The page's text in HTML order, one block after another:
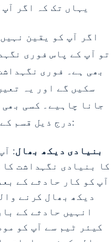
یہاں تک کہ اگر
اگر آپ کو یقین
تو آپ کے پاس فوری
بھی ہے۔ فوری
سکیں گے اور یہ
جانا چاہیے۔ کسی
درج ذیل قسم کے ماہرین سے رجوع کرنا پڑ سکتا ہے:
بنیادی دیکھ بھال:
کا بنیادی نگہداشت
آپ کو کار حادثے کے
دیکھ بھال کرنے
انہیں حادثے کے